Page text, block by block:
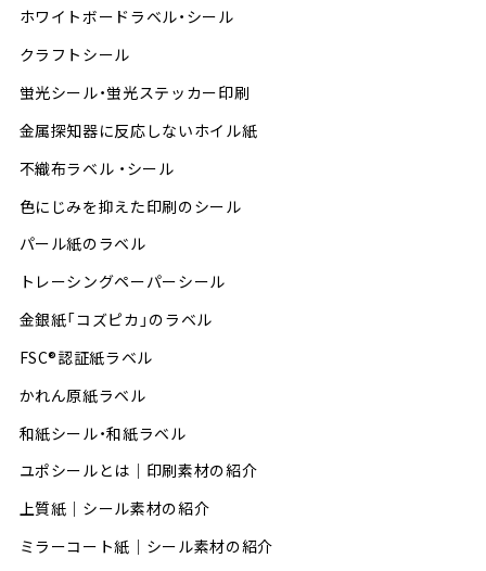
ホワイトボードラベル・シール
クラフトシール
蛍光シール・蛍光ステッカー印刷
金属探知器に反応しないホイル紙
不織布ラベル ・シール
色にじみを抑えた印刷のシール
パール紙のラベル
トレーシングペーパーシール
金銀紙「コズピカ」のラベル
FSC®認証紙ラベル
かれん原紙ラベル
和紙シール・和紙ラベル
ユポシールとは│印刷素材の紹介
上質紙｜シール素材の紹介
ミラーコート紙｜シール素材の紹介